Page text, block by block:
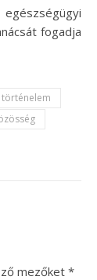
fogadja
történelem
mezőket *